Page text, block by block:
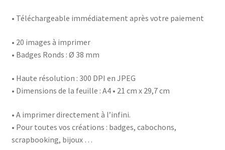
• Téléchargeable immédiatement après votre paiement
• 20 images à imprimer
• Badges Ronds : Ø 38 mm
• Haute résolution : 300 DPI en JPEG
• Dimensions de la feuille : A4 • 21 cm x 29,7 cm
• A imprimer directement à l’infini.
• Pour toutes vos créations : badges, cabochons,
scrapbooking, bijoux …